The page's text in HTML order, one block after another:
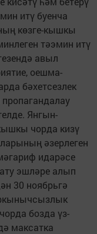
итү буенча
көзге-кышкы
тәэмин итү
авыл
оешма-
бәхетсезлек
Янгын-
чорда кизү
әзерлеген
идарәсе
эшләре алып
30 ноябрьгә
бозда үз-
максатка